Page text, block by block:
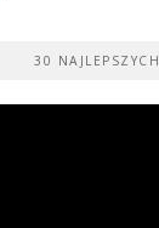
30 NAJLEPSZYCH